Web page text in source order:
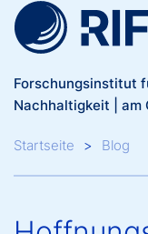
Direkt zum
Forschungsinstitut
Nachhaltigkeit | am
Startseite Blog